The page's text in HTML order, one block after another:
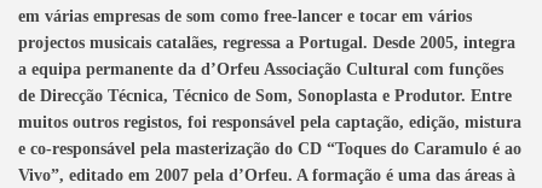
em várias empresas de som como free-lancer e tocar em vários
projectos musicais catalães, regressa a Portugal. Desde 2005, integra
a equipa permanente da d’Orfeu Associação Cultural com funções
de Direcção Técnica, Técnico de Som, Sonoplasta e Produtor. Entre
muitos outros registos, foi responsável pela captação, edição, mistura
e co-responsável pela masterização do CD “Toques do Caramulo é ao
Vivo”, editado em 2007 pela d’Orfeu. A formação é uma das áreas à